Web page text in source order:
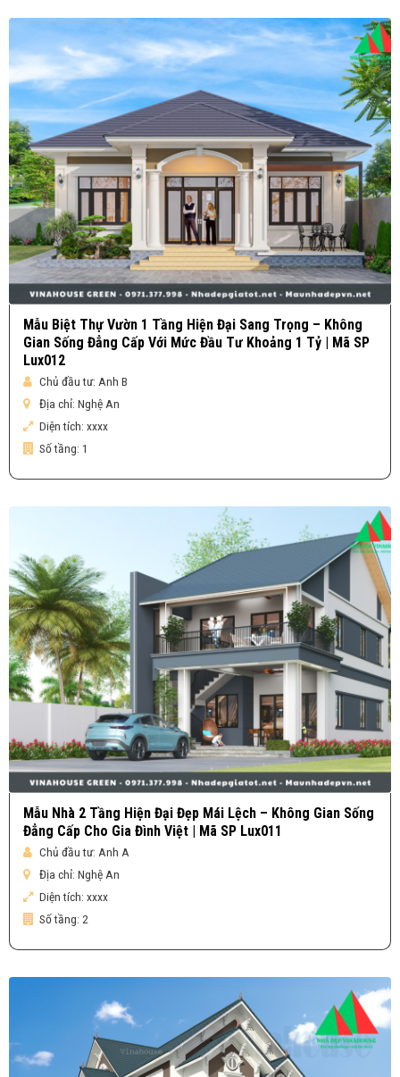
Mẫu Biệt Thự Vườn 1 Tầng Hiện Đại Sang Trọng – Không
Gian Sống Đẳng Cấp Với Mức Đầu Tư Khoảng 1 Tỷ | Mã SP
Lux012
Chủ đầu tư: Anh B
Địa chỉ: Nghệ An
Diện tích: xxxx
Số tầng: 1
Mẫu Nhà 2 Tầng Hiện Đại Đẹp Mái Lệch – Không Gian Sống
Đẳng Cấp Cho Gia Đình Việt | Mã SP Lux011
Chủ đầu tư: Anh A
Địa chỉ: Nghệ An
Diện tích: xxxx
Số tầng: 2